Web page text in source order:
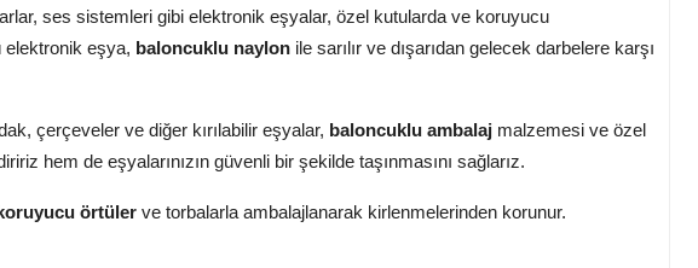
ses sistemleri gibi elektronik eşyalar, özel kutularda ve koruyucu
elektronik eşya, baloncuklu naylon ile sarılır ve dışarıdan gelecek darbelere karşı
çerçeveler ve diğer kırılabilir eşyalar, baloncuklu ambalaj malzemesi ve özel
hem de eşyalarınızın güvenli bir şekilde taşınmasını sağlarız.
örtüler ve torbalarla ambalajlanarak kirlenmelerinden korunur.